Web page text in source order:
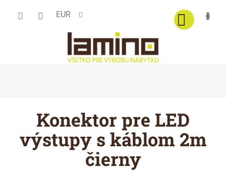
EUR
Konektor pre LED
výstupy s káblom 2m
čierny